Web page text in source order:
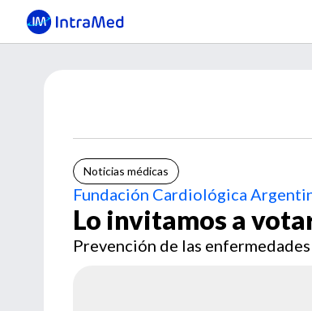
Noticias médicas
Fundación Cardiológica
Lo invitamos a
Prevención de las